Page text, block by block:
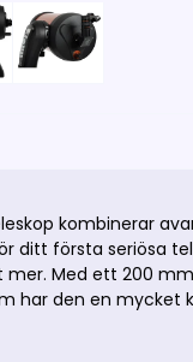
kombinerar
ditt första seriösa
Med ett 200
har den en mycket